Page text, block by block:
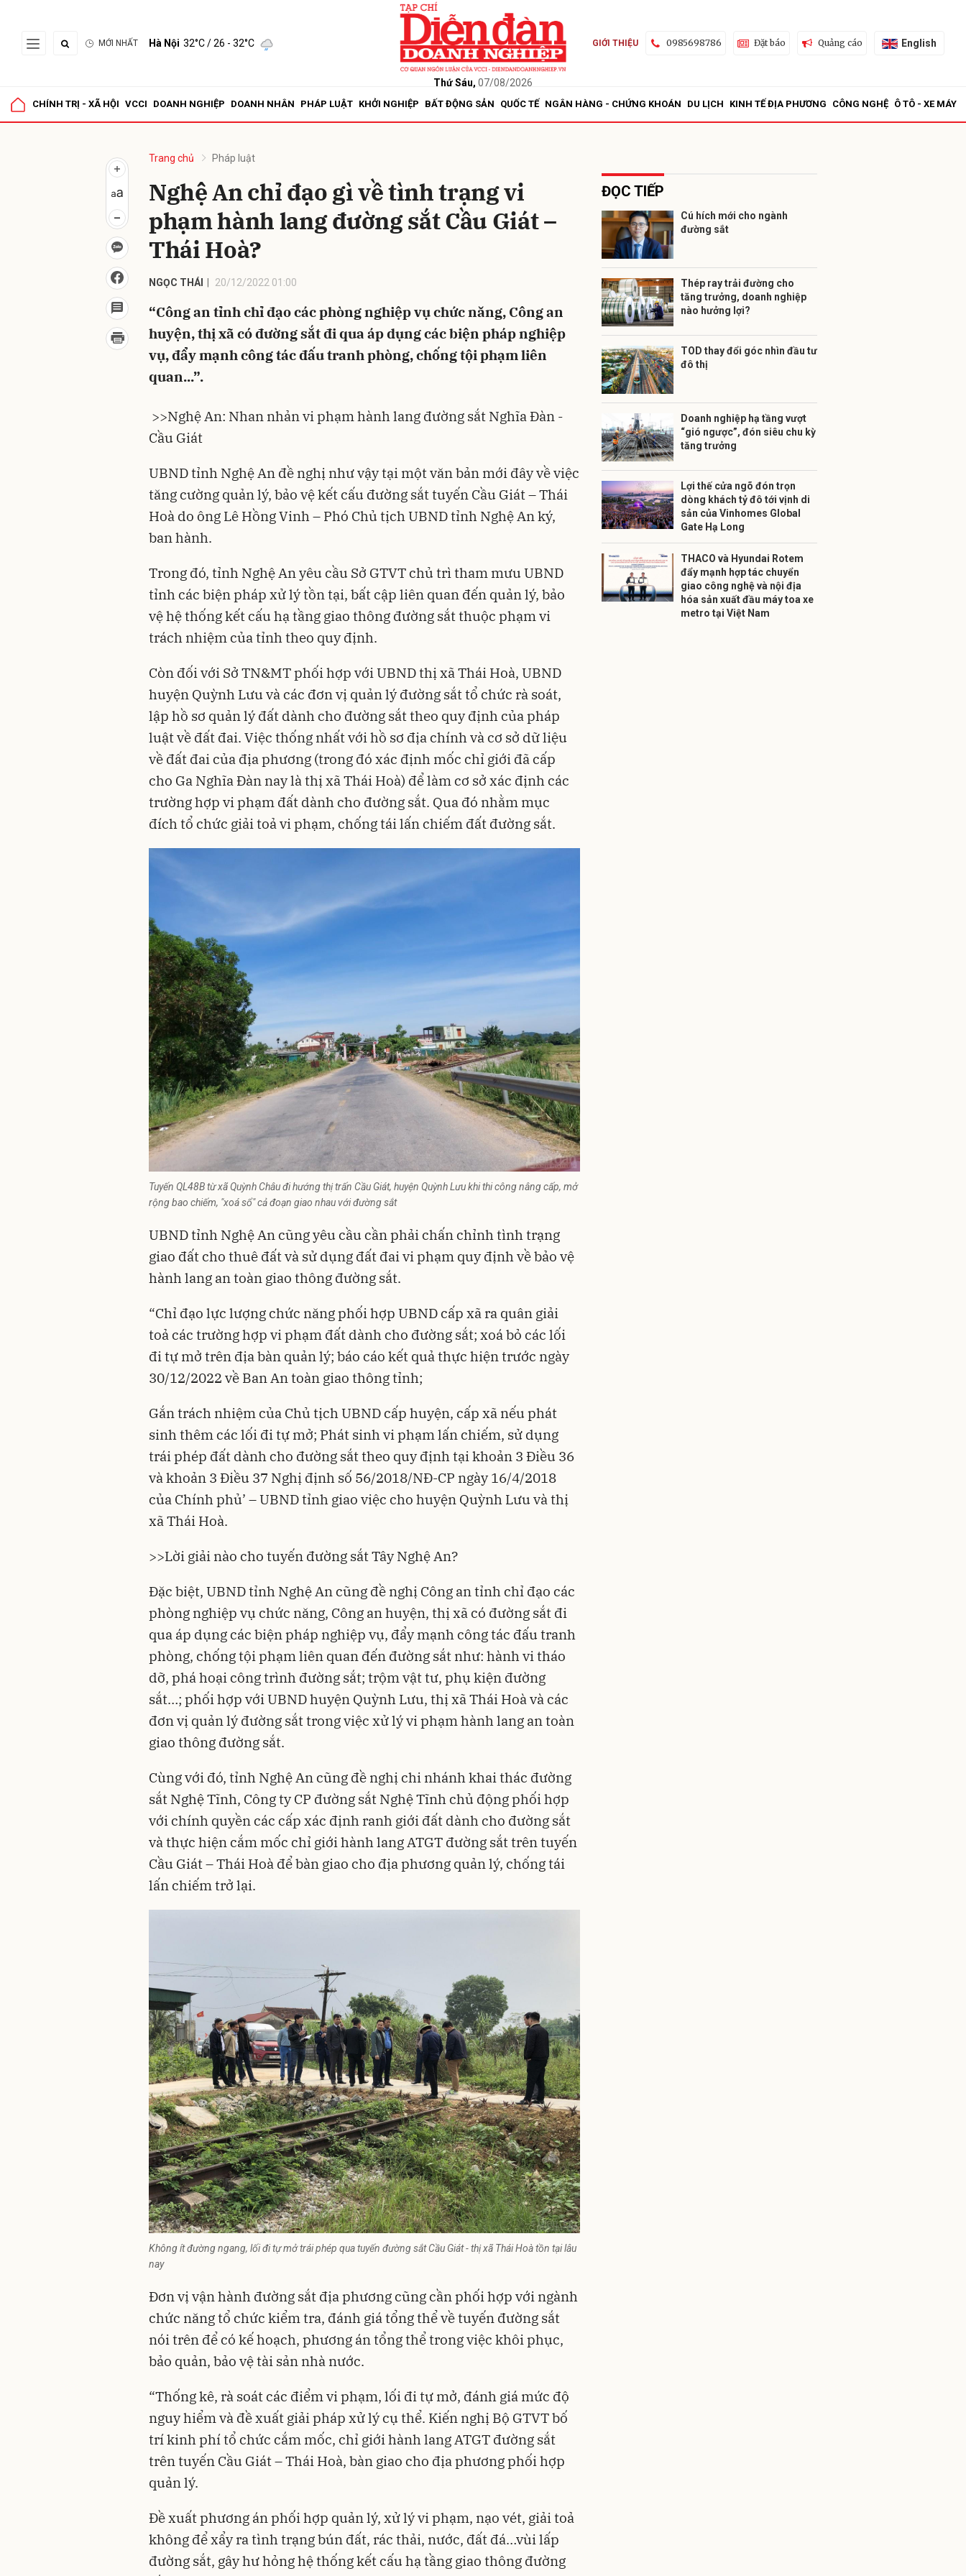
MỚI NHẤT Hà Nội 32°C/ 26 - 32°C
Thứ Sáu, 07/08/2026
GIỚI THIỆU 0985698786 Đặt báo Quảng cáo English
CHÍNH TRỊ - XÃ HỘI VCCI DOANH NGHIỆP DOANH NHÂN PHÁP LUẬT KHỞI NGHIỆP BẤT ĐỘNG SẢN QUỐC TẾ NGÂN HÀNG - CHỨNG KHOÁN DU LỊCH KINH TẾ ĐỊA PHƯƠNG CÔNG NGHỆ Ô TÔ - XE MÁY
Trang chủ Pháp luật
Nghệ An chỉ đạo gì về tình trạng vi
phạm hành lang đường sắt Cầu Giát –
Thái Hoà?
NGỌC THÁI 20/12/2022 01:00
“Công an tỉnh chỉ đạo các phòng nghiệp vụ chức năng, Công an
huyện, thị xã có đường sắt đi qua áp dụng các biện pháp nghiệp
vụ, đẩy mạnh công tác đấu tranh phòng, chống tội phạm liên
quan...”.
>>Nghệ An: Nhan nhản vi phạm hành lang đường sắt Nghĩa Đàn -
Cầu Giát
UBND tỉnh Nghệ An đề nghị như vậy tại một văn bản mới đây về việc
tăng cường quản lý, bảo vệ kết cấu đường sắt tuyến Cầu Giát – Thái
Hoà do ông Lê Hồng Vinh – Phó Chủ tịch UBND tỉnh Nghệ An ký,
ban hành.
Trong đó, tỉnh Nghệ An yêu cầu Sở GTVT chủ trì tham mưu UBND
tỉnh các biện pháp xử lý tồn tại, bất cập liên quan đến quản lý, bảo
vệ hệ thống kết cấu hạ tầng giao thông đường sắt thuộc phạm vi
trách nhiệm của tỉnh theo quy định.
Còn đối với Sở TN&MT phối hợp với UBND thị xã Thái Hoà, UBND
huyện Quỳnh Lưu và các đơn vị quản lý đường sắt tổ chức rà soát,
lập hồ sơ quản lý đất dành cho đường sắt theo quy định của pháp
luật về đất đai. Việc thống nhất với hồ sơ địa chính và cơ sở dữ liệu
về đất đai của địa phương (trong đó xác định mốc chỉ giới đã cấp
cho Ga Nghĩa Đàn nay là thị xã Thái Hoà) để làm cơ sở xác định các
trường hợp vi phạm đất dành cho đường sắt. Qua đó nhằm mục
đích tổ chức giải toả vi phạm, chống tái lấn chiếm đất đường sắt.
Tuyến QL48B từ xã Quỳnh Châu đi hướng thị trấn Cầu Giát, huyện Quỳnh Lưu khi thi công nâng cấp, mở
rộng bao chiếm, "xoá sổ" cả đoạn giao nhau với đường sắt
UBND tỉnh Nghệ An cũng yêu cầu cần phải chấn chỉnh tình trạng
giao đất cho thuê đất và sử dụng đất đai vi phạm quy định về bảo vệ
hành lang an toàn giao thông đường sắt.
“Chỉ đạo lực lượng chức năng phối hợp UBND cấp xã ra quân giải
toả các trường hợp vi phạm đất dành cho đường sắt; xoá bỏ các lối
đi tự mở trên địa bàn quản lý; báo cáo kết quả thực hiện trước ngày
30/12/2022 về Ban An toàn giao thông tỉnh;
Gắn trách nhiệm của Chủ tịch UBND cấp huyện, cấp xã nếu phát
sinh thêm các lối đi tự mở; Phát sinh vi phạm lấn chiếm, sử dụng
trái phép đất dành cho đường sắt theo quy định tại khoản 3 Điều 36
và khoản 3 Điều 37 Nghị định số 56/2018/NĐ-CP ngày 16/4/2018
của Chính phủ’ – UBND tỉnh giao việc cho huyện Quỳnh Lưu và thị
xã Thái Hoà.
>>Lời giải nào cho tuyến đường sắt Tây Nghệ An?
Đặc biệt, UBND tỉnh Nghệ An cũng đề nghị Công an tỉnh chỉ đạo các
phòng nghiệp vụ chức năng, Công an huyện, thị xã có đường sắt đi
qua áp dụng các biện pháp nghiệp vụ, đẩy mạnh công tác đấu tranh
phòng, chống tội phạm liên quan đến đường sắt như: hành vi tháo
dỡ, phá hoại công trình đường sắt; trộm vật tư, phụ kiện đường
sắt…; phối hợp với UBND huyện Quỳnh Lưu, thị xã Thái Hoà và các
đơn vị quản lý đường sắt trong việc xử lý vi phạm hành lang an toàn
giao thông đường sắt.
Cùng với đó, tỉnh Nghệ An cũng đề nghị chi nhánh khai thác đường
sắt Nghệ Tĩnh, Công ty CP đường sắt Nghệ Tĩnh chủ động phối hợp
với chính quyền các cấp xác định ranh giới đất dành cho đường sắt
và thực hiện cắm mốc chỉ giới hành lang ATGT đường sắt trên tuyến
Cầu Giát – Thái Hoà để bàn giao cho địa phương quản lý, chống tái
lấn chiếm trở lại.
Không ít đường ngang, lối đi tự mở trái phép qua tuyến đường sắt Cầu Giát - thị xã Thái Hoà tồn tại lâu
nay
Đơn vị vận hành đường sắt địa phương cũng cần phối hợp với ngành
chức năng tổ chức kiểm tra, đánh giá tổng thể về tuyến đường sắt
nói trên để có kế hoạch, phương án tổng thể trong việc khôi phục,
bảo quản, bảo vệ tài sản nhà nước.
“Thống kê, rà soát các điểm vi phạm, lối đi tự mở, đánh giá mức độ
nguy hiểm và đề xuất giải pháp xử lý cụ thể. Kiến nghị Bộ GTVT bố
trí kinh phí tổ chức cắm mốc, chỉ giới hành lang ATGT đường sắt
trên tuyến Cầu Giát – Thái Hoà, bàn giao cho địa phương phối hợp
quản lý.
Đề xuất phương án phối hợp quản lý, xử lý vi phạm, nạo vét, giải toả
không để xẩy ra tình trạng bún đất, rác thải, nước, đất đá…vùi lấp
đường sắt, gây hư hỏng hệ thống kết cấu hạ tầng giao thông đường
ĐỌC TIẾP
Cú hích mới cho ngành
đường sắt
Thép ray trải đường cho
tăng trưởng, doanh nghiệp
nào hưởng lợi?
TOD thay đổi góc nhìn đầu tư
đô thị
Doanh nghiệp hạ tầng vượt
“gió ngược”, đón siêu chu kỳ
tăng trưởng
Lợi thế cửa ngõ đón trọn
dòng khách tỷ đô tới vịnh di
sản của Vinhomes Global
Gate Hạ Long
THACO và Hyundai Rotem
đẩy mạnh hợp tác chuyển
giao công nghệ và nội địa
hóa sản xuất đầu máy toa xe
metro tại Việt Nam
Gửi